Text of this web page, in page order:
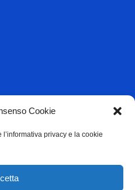
Cookie
privacy e la cookie